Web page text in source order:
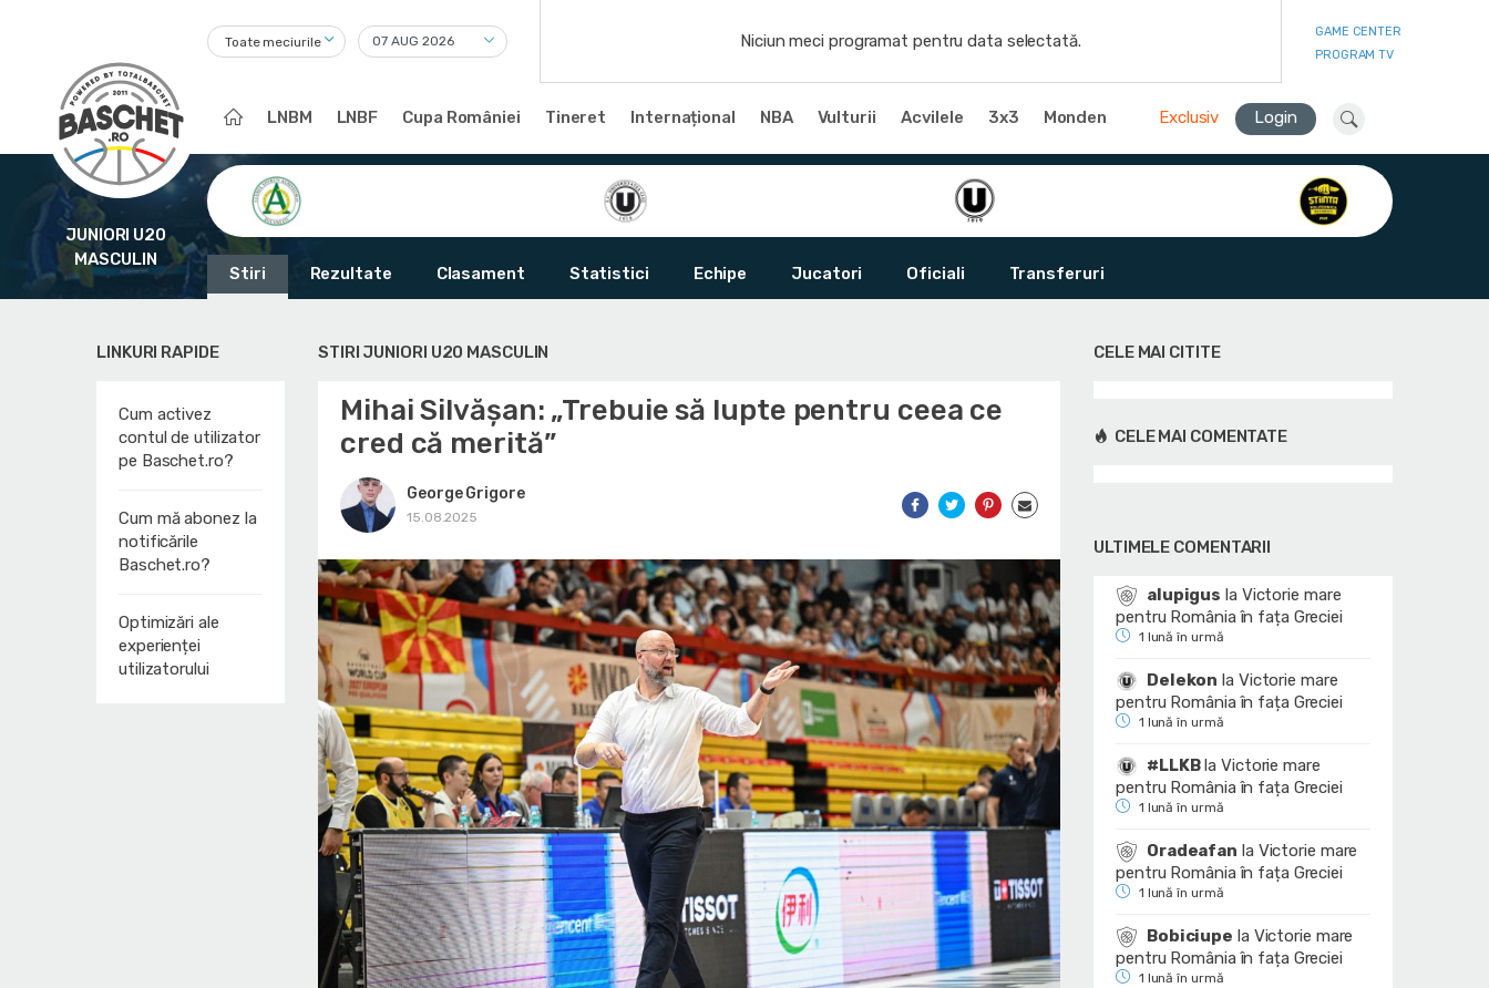
Toate meciurile Niciun meci programat pentru data selectată.
GAME CENTER
PROGRAM TV
LNBM LNBF Cupa României Tineret Internațional NBA Vulturii Acvilele 3x3 Monden Exclusiv Login
JUNIORI U20
MASCULIN
Stiri Rezultate Clasament Statistici Echipe Jucatori Oficiali Transferuri
LINKURI RAPIDE
Cum activez
contul de utilizator
pe Baschet.ro?
Cum mă abonez la
notificările
Baschet.ro?
Optimizări ale
experienței
utilizatorului
STIRI JUNIORI U20 MASCULIN
Mihai Silvășan: „Trebuie să lupte pentru ceea ce
cred că merită”
George Grigore
15.08.2025
CELE MAI CITITE
CELE MAI COMENTATE
ULTIMELE COMENTARII
alupigus la Victorie mare
pentru România în fața Greciei
1 lună în urmă
Delekon la Victorie mare
pentru România în fața Greciei
1 lună în urmă
#LLKBlaVictorie mare
pentru România în fața Greciei
1 lună în urmă
Oradeafan la Victorie mare
pentru România în fața Greciei
1 lună în urmă
Bobiciupe la Victorie mare
pentru România în fața Greciei
1 lună în urmă